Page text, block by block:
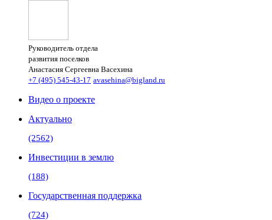
Руководитель отдела
развития поселков
Анастасия Сергеевна Васехина
+7 (495) 545-43-17 avasehina@bigland.ru
Видео о проекте
Актуально
(2562)
Инвестиции в землю
(188)
Государственная поддержка
(724)